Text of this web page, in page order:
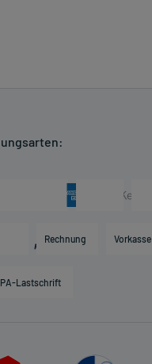
Rechnung Vorkasse
Lastschrift